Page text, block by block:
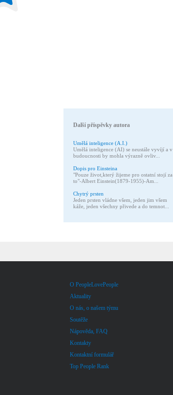
Další příspěvky autora
Umělá inteligence (A.I.)
Umělá inteligence (AI) se neustále vyvíjí a v
budoucnosti by mohla výrazně ovliv...
Dopis pro Einsteina
"Pouze život,který žijeme pro ostatní stojí za
to"-Albert Einstein(1879-1955)-Am...
Chytrý prsten
Jeden prsten vládne všem, jeden jim všem
káže, jeden všechny přivede a do temnot...
O PeopleLovePeople
Aktuality
O nás, o našem týmu
Soutěže
Nápověda, FAQ
Kontakty
Kontaktní formulář
Top People Rank